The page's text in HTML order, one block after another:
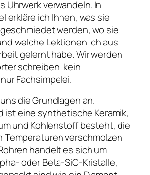
Uhrwerk verwandeln. In
erkläre ich Ihnen, was sie
werden, wo sie
welche Lektionen ich aus
gelernt habe. Wir werden
schreiben, kein
Fachsimpelei.
die Grundlagen an.
ist eine synthetische Keramik,
und Kohlenstoff besteht, die
Temperaturen verschmolzen
handelt es sich um
oder Beta-SiC-Kristalle,